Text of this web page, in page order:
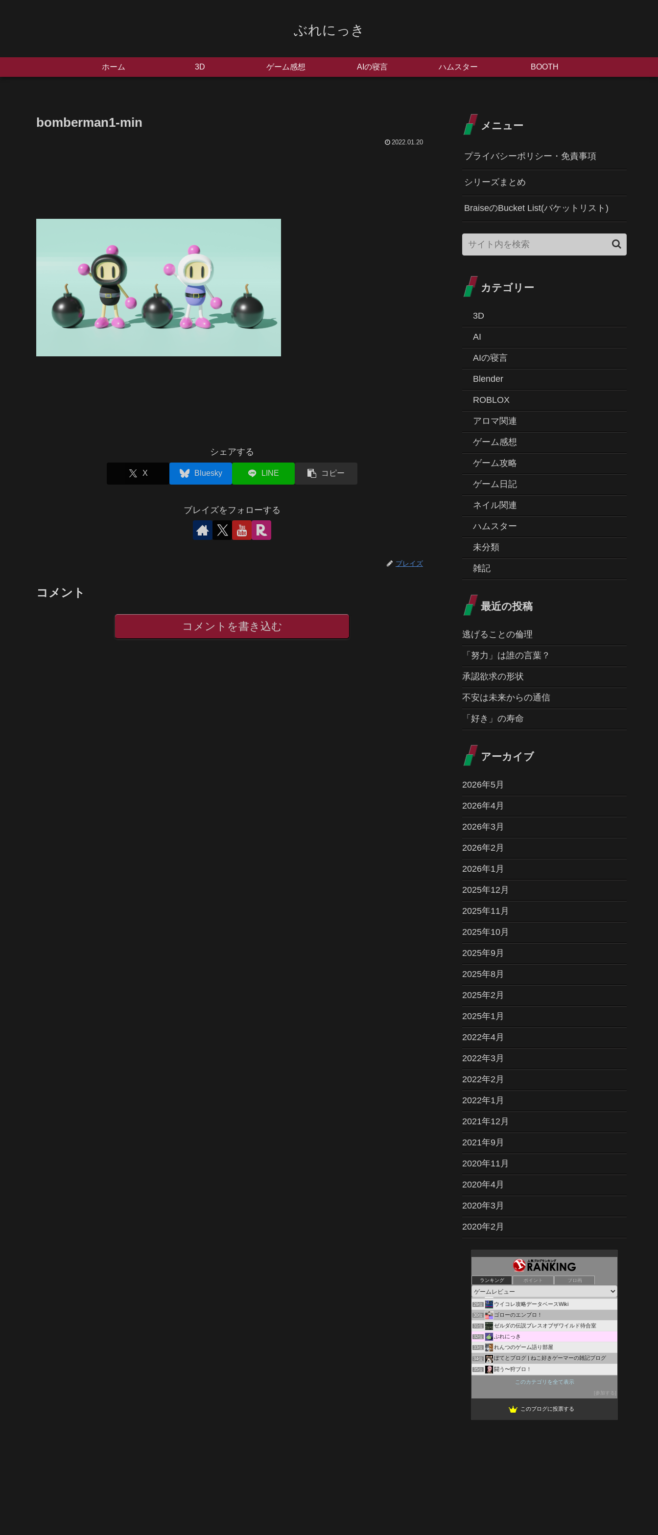
ぶれにっき
ホーム 3D ゲーム感想 AIの寝言 ハムスター BOOTH
bomberman1-min
2022.01.20
シェアする
X Bluesky LINE コピー
ブレイズをフォローする
ブレイズ
コメント
コメントを書き込む
メニュー
プライバシーポリシー・免責事項
シリーズまとめ
BraiseのBucket List(バケットリスト)
カテゴリー
3D
AI
AIの寝言
Blender
ROBLOX
アロマ関連
ゲーム感想
ゲーム攻略
ゲーム日記
ネイル関連
ハムスター
未分類
雑記
最近の投稿
逃げることの倫理
「努力」は誰の言葉？
承認欲求の形状
不安は未来からの通信
「好き」の寿命
アーカイブ
2026年5月
2026年4月
2026年3月
2026年2月
2026年1月
2025年12月
2025年11月
2025年10月
2025年9月
2025年8月
2025年2月
2025年1月
2022年4月
2022年3月
2022年2月
2022年1月
2021年12月
2021年9月
2020年11月
2020年4月
2020年3月
2020年2月
ランキング ポイント ブロ画
Till the End of Game
ゲームまとめLoading
27位 ゲームニュース情報まとめ
28位 50歳から始めるアニメ漫画ゲームなど
29位 ウイコレ攻略データベースWiki
30位 ゴローのエンブロ！
31位 ゼルダの伝説ブレスオブザワイルド待合室
32位 ぶれにっき
33位 れんつのゲーム語り部屋
34位 ぽてとブログ | ねこ好きゲーマーの雑記ブログ
35位 闘う〜狩ブロ！
Toma BLo
10-HAKの自由帳
このカテゴリを全て表示
参加する
このブログに投票する